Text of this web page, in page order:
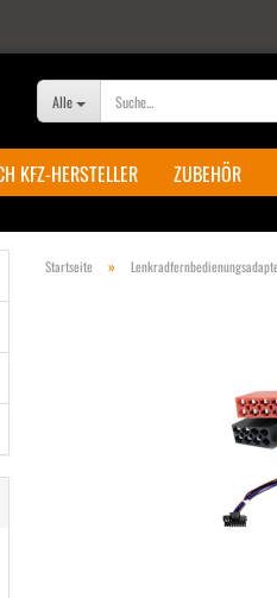
Alle
KFZ-HERSTELLER ZUBEHÖR
Startseite »